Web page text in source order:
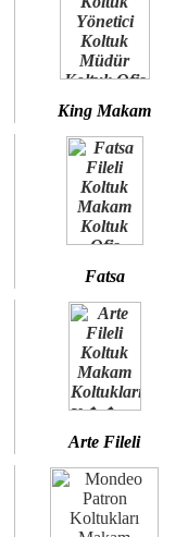
King Makam
Fatsa
Arte Fileli